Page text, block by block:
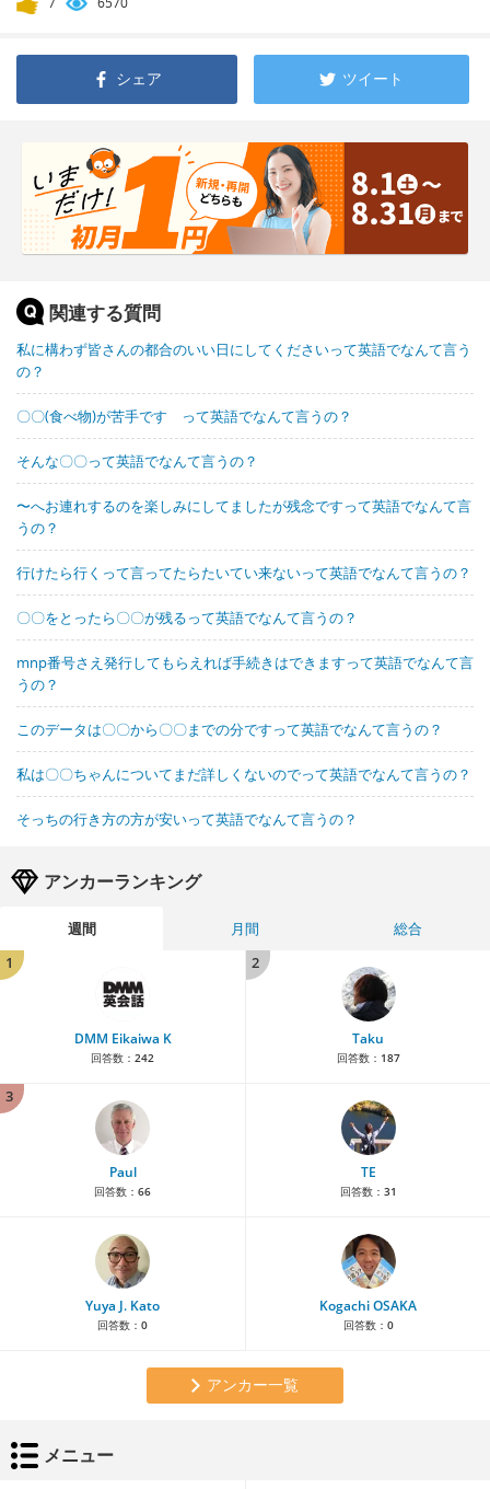
シェア ツイート
関連する質問
私に構わず皆さんの都合のいい日にしてくださいって英語でなんて言う
の？
〇〇(食べ物)が苦手です って英語でなんて言うの？
そんな〇〇って英語でなんて言うの？
〜へお連れするのを楽しみにしてましたが残念ですって英語でなんて言
うの？
行けたら行くって言ってたらたいてい来ないって英語でなんて言うの？
〇〇をとったら〇〇が残るって英語でなんて言うの？
mnp番号さえ発行してもらえれば手続きはできますって英語でなんて言
うの？
このデータは〇〇から〇〇までの分ですって英語でなんて言うの？
私は〇〇ちゃんについてまだ詳しくないのでって英語でなんて言うの？
そっちの行き方の方が安いって英語でなんて言うの？
アンカーランキング
週間 月間
総合
1
DMM Eikaiwa K
回答数： 242
2
Taku
回答数： 187
3
Paul
回答数： 66
TE
回答数： 31
Yuya J. Kato
回答数： 0
Kogachi OSAKA
回答数： 0
アンカー一覧
メニュー